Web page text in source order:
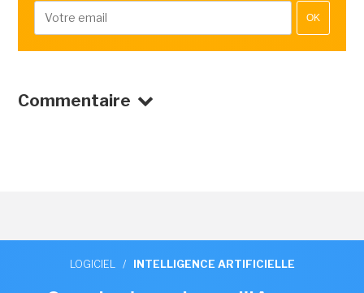
OK
Commentaire
LOGICIEL / INTELLIGENCE ARTIFICIELLE